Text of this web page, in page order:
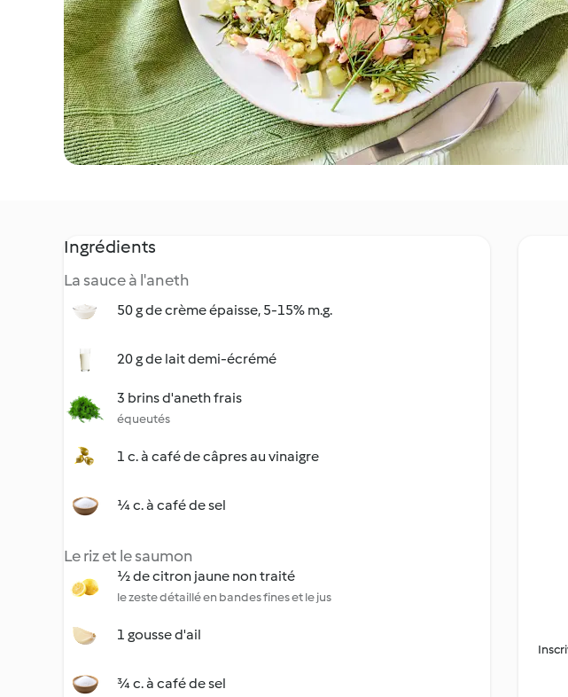
Ingrédients
La sauce à l'aneth
50 g de crème épaisse, 5-15% m.g.
20 g de lait demi-écrémé
3 brins d'aneth frais
équeutés
1 c. à café de câpres au vinaigre
¼ c. à café de sel
Le riz et le saumon
½ de citron jaune non traité
le zeste détaillé en bandes fines et le jus
1 gousse d'ail
¾ c. à café de sel